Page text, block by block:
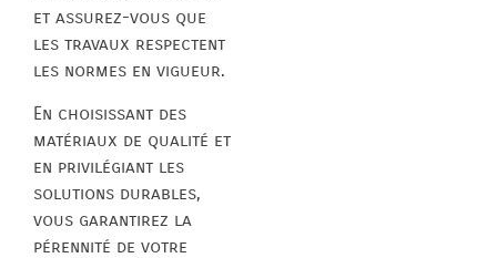
et assurez-vous que
les travaux respectent
les normes en vigueur.
En choisissant des
matériaux de qualité et
en privilégiant les
solutions durables,
vous garantirez la
pérennité de votre